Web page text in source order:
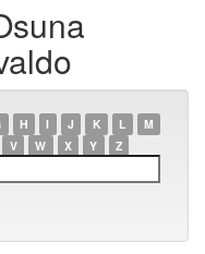
H I J K L
M
V W X Y Z